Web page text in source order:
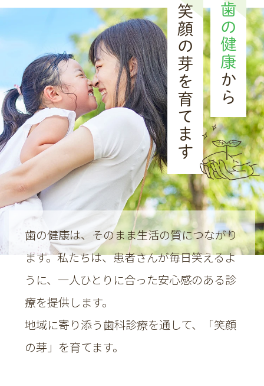
歯科外来診療医療安全対策加算（偶発症時
の緊急対応や感染症対策など）
かかりつけ歯科医機能強化型歯科診療所[
]
ご不明な点やご質問がございましたら、受付
までお気軽にお尋ねください。
[戸田ふたば歯科] 院長 吉澤美佐紀
2026.04.16
いつもご来院いただきありがとうございま
す。
ゴールデンウィークの休診日は以下の通りで
す。
5月3日(日)～5月6日(水)
5月7日(木)より通常診療になります。
ご不便をおかけしますが、よろしくお願いい
たします。
歯の健康
から
笑顔の芽を育てます
歯の健康は、そのまま生活の質につながり
ます。私たちは、患者さんが毎日笑えるよ
うに、 一人ひとりに合った安心感のある診
療を提供します。
地域に寄り添う歯科診療を通して、「笑顔
の芽」を育てます。